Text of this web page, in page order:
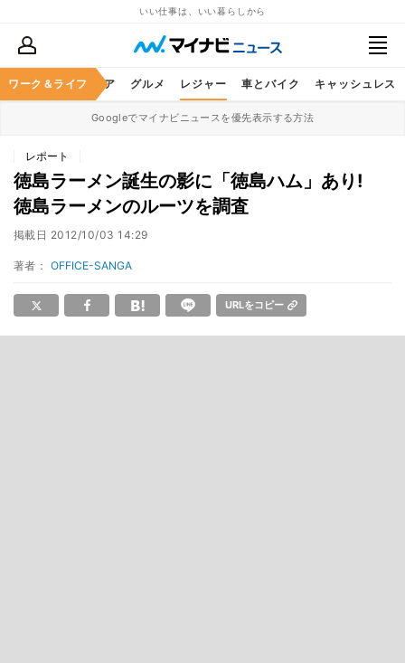
いい仕事は、いい暮らしから
ワーク＆ライフ
暮らし ヘルスケア グルメ レジャー 車とバイク キャッシュレス
Googleでマイナビニュースを優先表示する方法
レポート
徳島ラーメン誕生の影に「徳島ハム」あり!
徳島ラーメンのルーツを調査
掲載日 2012/10/03 14:29
著者： OFFICE-SANGA
URLをコピー